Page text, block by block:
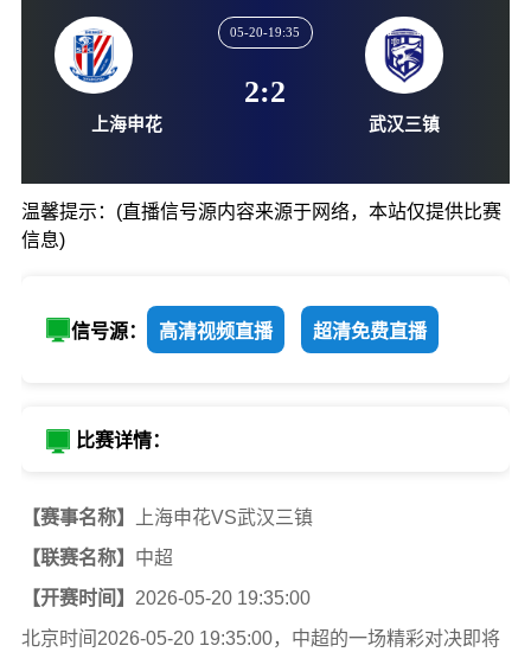
2:2
温馨提示：(直播信号源内容来源于网络，本站仅提供比赛
信息)
信号源： 高清视频直播 超清免费直播
比赛详情：
【赛事名称】 上海申花VS武汉三镇
【联赛名称】 中超
【开赛时间】 2026-05-20 19:35:00
北京时间2026-05-20 19:35:00，中超的一场精彩对决即将